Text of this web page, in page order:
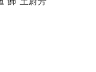
飾 王蔚芳